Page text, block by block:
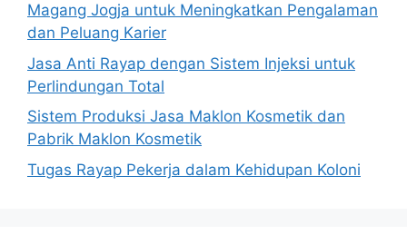
Magang Jogja untuk Meningkatkan Pengalaman
dan Peluang Karier
Jasa Anti Rayap dengan Sistem Injeksi untuk
Perlindungan Total
Sistem Produksi Jasa Maklon Kosmetik dan
Pabrik Maklon Kosmetik
Tugas Rayap Pekerja dalam Kehidupan Koloni